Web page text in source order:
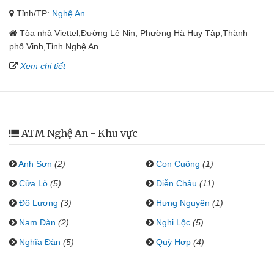
Tỉnh/TP: Nghệ An
Tòa nhà Viettel,Đường Lê Nin, Phường Hà Huy Tập,Thành
phố Vinh,Tỉnh Nghệ An
Xem chi tiết
ATM Nghệ An - Khu vực
Anh Sơn (2) Con Cuông (1)
Cửa Lò (5) Diễn Châu (11)
Đô Lương (3) Hưng Nguyên (1)
Nam Đàn (2) Nghi Lộc (5)
Nghĩa Đàn (5) Quỳ Hợp (4)